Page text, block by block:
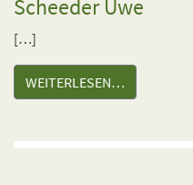
Scheeder Uwe
[…]
WEITERLESEN…